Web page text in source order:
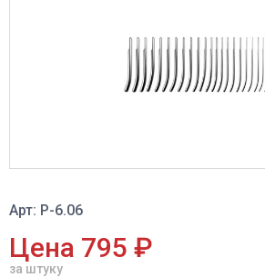
Арт: Р-6.06
Цена 795 ₽
за штуку